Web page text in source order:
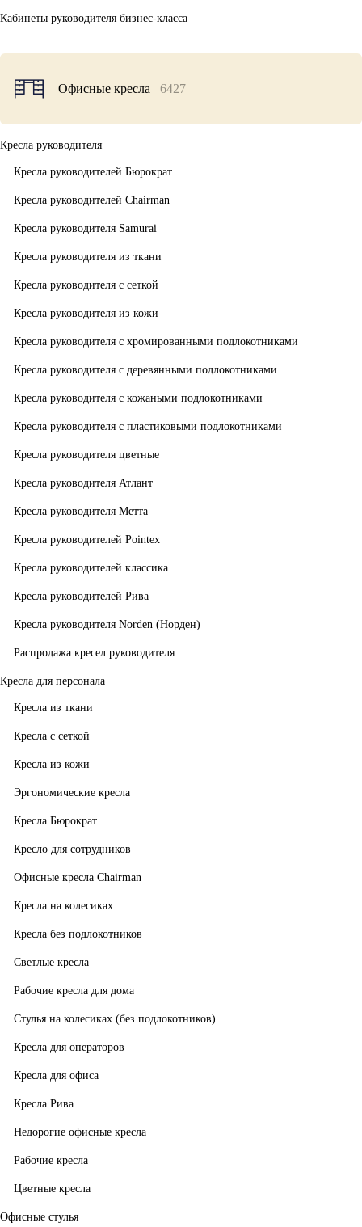
Кабинеты руководителя бизнес-класса
Офисные кресла 6427
Кресла руководителя
Кресла руководителей Бюрократ
Кресла руководителей Chairman
Кресла руководителя Samurai
Кресла руководителя из ткани
Кресла руководителя с сеткой
Кресла руководителя из кожи
Кресла руководителя с хромированными подлокотниками
Кресла руководителя с деревянными подлокотниками
Кресла руководителя с кожаными подлокотниками
Кресла руководителя с пластиковыми подлокотниками
Кресла руководителя цветные
Кресла руководителя Атлант
Кресла рyководителя Метта
Кресла руководителей Pointex
Кресла руководителей классика
Кресла руководителей Рива
Кресла руководителя Norden (Норден)
Распродажа кресел руководителя
Кресла для персонала
Кресла из ткани
Кресла с сеткой
Кресла из кожи
Эргономические кресла
Кресла Бюрократ
Кресло для сотрудников
Офисные кресла Chairman
Кресла на колесиках
Кресла без подлокотников
Светлые кресла
Рабочие кресла для дома
Стулья на колесиках (без подлокотников)
Кресла для операторов
Кресла для офиса
Кресла Рива
Недорогие офисные кресла
Рабочие кресла
Цветные кресла
Офисные стулья